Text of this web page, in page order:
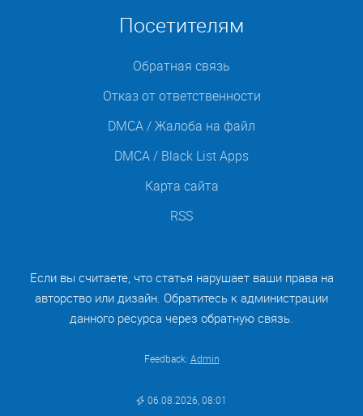
Посетителям
Обратная связь
Отказ от ответственности
DMCA / Жалоба на файл
DMCA / Black List Apps
Карта сайта
RSS
Если вы считаете, что статья нарушает ваши права на
авторство или дизайн. Обратитесь к администрации
данного ресурса через обратную связь.
Feedback: Admin
06.08.2026, 08:01